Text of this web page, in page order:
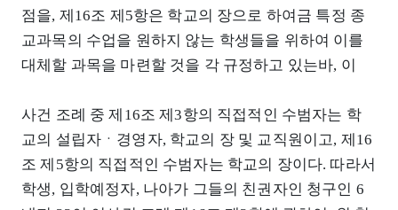
점을, 제16조 제5항은 학교의 장으로 하여금 특정 종
교과목의 수업을 원하지 않는 학생들을 위하여 이를
대체할 과목을 마련할 것을 각 규정하고 있는바, 이
사건 조례 중 제16조 제3항의 직접적인 수범자는 학
교의 설립자ㆍ경영자, 학교의 장 및 교직원이고, 제16
조 제5항의 직접적인 수범자는 학교의 장이다. 따라서
학생, 입학예정자, 나아가 그들의 친권자인 청구인 6